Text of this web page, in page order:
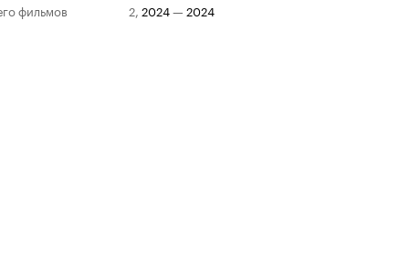
фильмов
2, 2024— 2024